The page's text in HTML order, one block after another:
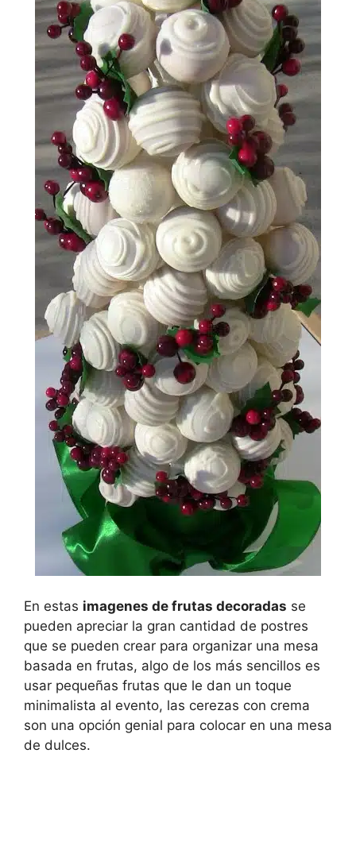
En estas imagenes de frutas decoradas se
pueden apreciar la gran cantidad de postres
que se pueden crear para organizar una mesa
basada en frutas, algo de los más sencillos es
usar pequeñas frutas que le dan un toque
minimalista al evento, las cerezas con crema
son una opción genial para colocar en una mesa
de dulces.